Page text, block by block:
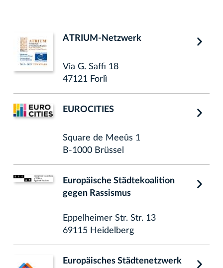
ATRIUM-Netzwerk
Via G. Saffi 18
47121 Forlì
EUROCITIES
Square de Meeûs 1
B-1000 Brüssel
Europäische Städtekoalition
gegen Rassismus
Eppelheimer Str. Str. 13
69115 Heidelberg
Europäisches Städtenetzwerk